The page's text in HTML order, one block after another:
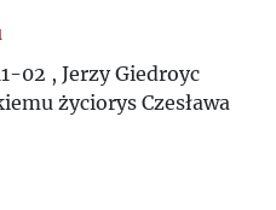
02 , Jerzy Giedroyc
życiorys Czesława